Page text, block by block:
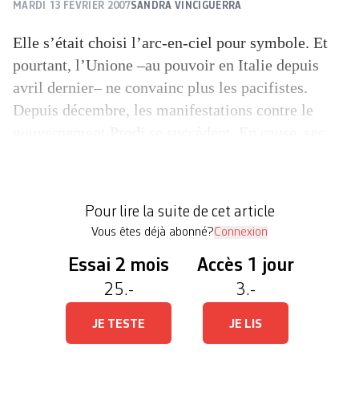
MARDI 13 FÉVRIER 2007SANDRA VINCIGUERRA
Elle s’était choisi l’arc-en-ciel pour symbole. Et
pourtant, l’Unione –au pouvoir en Italie depuis
avril dernier– ne convainc plus les pacifistes.
Depuis décembre, les manifestations contre le
Pour lire la suite de cet article
Vous êtes déjà abonné?Connexion
Essai 2 mois
25.-
JE TESTE
Accès 1 jour
3.-
JE LIS